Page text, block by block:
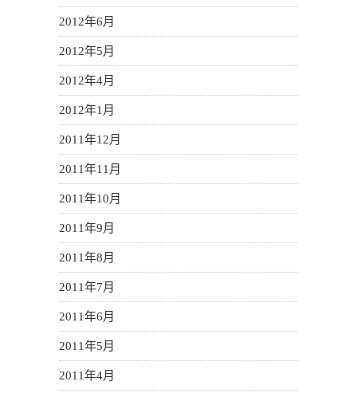
2012年6月
2012年5月
2012年4月
2012年1月
2011年12月
2011年11月
2011年10月
2011年9月
2011年8月
2011年7月
2011年6月
2011年5月
2011年4月